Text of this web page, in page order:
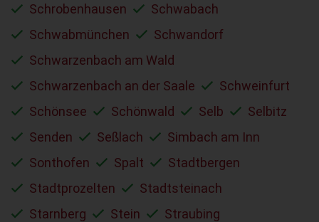
Schrobenhausen
Schwabach
Schwabmünchen
Schwandorf
Schwarzenbach am Wald
Schwarzenbach an der Saale
Schweinfurt
Schönsee
Schönwald Selb
Selbitz
Senden
Seßlach
Simbach am Inn
Sonthofen
Spalt
Stadtbergen
Stadtprozelten
Stadtsteinach
Starnberg
Stein
Straubing